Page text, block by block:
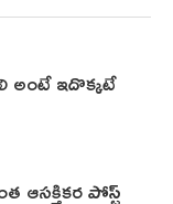
అంటే ఇదొక్కటే
ఆసక్తికర పోస్ట్